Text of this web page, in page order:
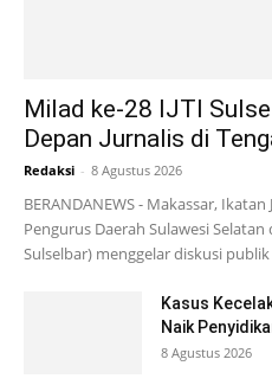
Milad ke-28 IJTI
Depan Jurnalis di
Redaksi - 8 Agustus 2026
BERANDANEWS - Makassar,
Pengurus Daerah Sulawesi
Sulselbar) menggelar diskusi
Kasus
Naik
8 Agustus 2026